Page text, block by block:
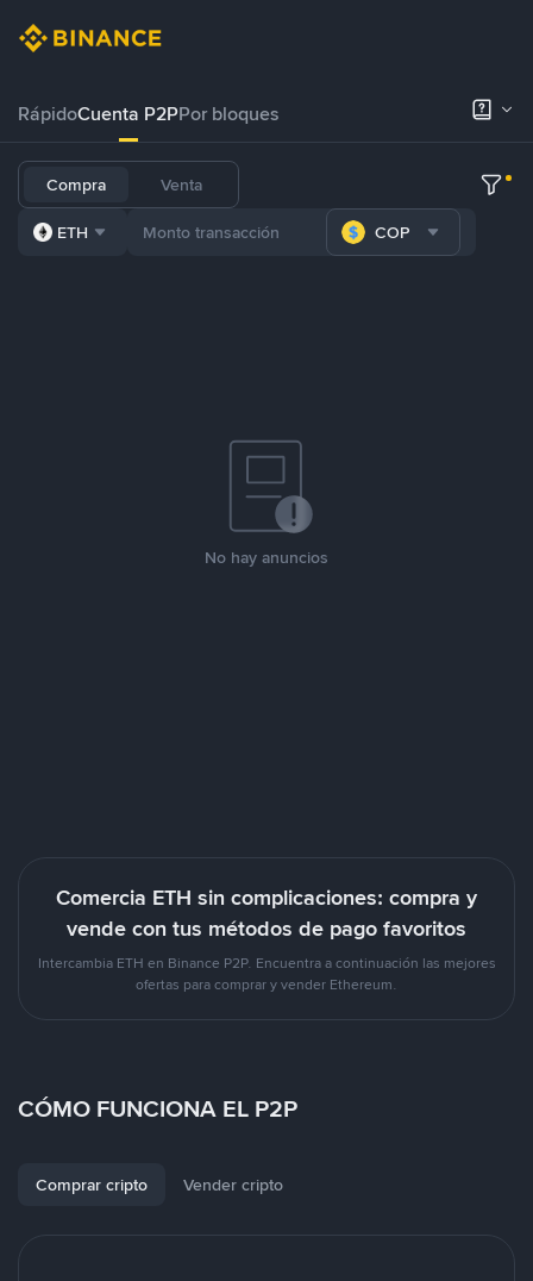
RápidoCuenta P2PPor bloques
Compra Venta
ETH COP
No hay anuncios
Comercia ETH sin complicaciones: compra y
vende con tus métodos de pago favoritos
Intercambia ETH en Binance P2P. Encuentra a continuación las mejores
ofertas para comprar y vender Ethereum.
CÓMO FUNCIONA EL P2P
Comprar cripto Vender cripto